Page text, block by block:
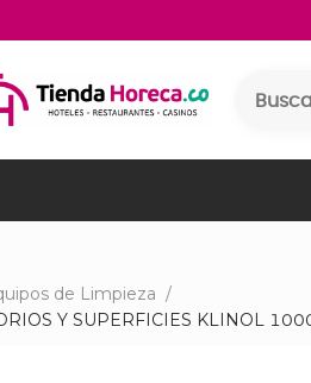
de Limpieza /
Y SUPERFICIES KLINOL